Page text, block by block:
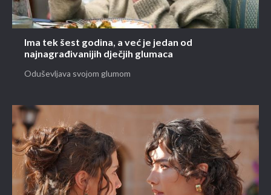
Ima tek šest godina, a već je jedan od
najnagrađivanijih dječjih glumaca
Oduševljava svojom glumom